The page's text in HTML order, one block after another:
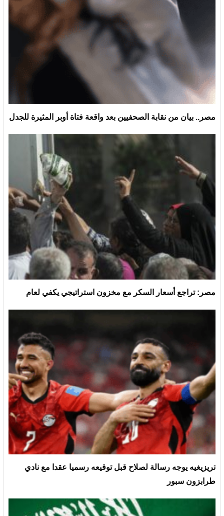
مصر.. بيان من نقابة الصحفيين بعد واقعة فتاة أوبر المثيرة للجدل
مصر: تراجع أسعار السكر مع مخزون استراتيجي يكفي لعام
تريزيغيه يوجه رسالة لصلاح قبل توقيعه رسميا عقدا مع نادي
طرابزون سبور